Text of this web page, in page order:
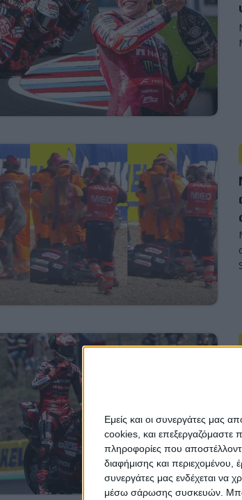
Εμείς και οι συνεργάτες μας
cookies, και επεξεργαζόμαστε
πληροφορίες που
διαφήμισης και περιεχομένου,
συνεργάτες μας ενδέχεται να
μέσω σάρωσης συσκευών.